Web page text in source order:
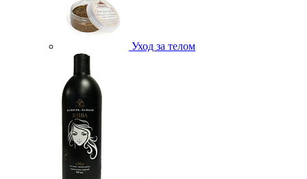
Уход за телом